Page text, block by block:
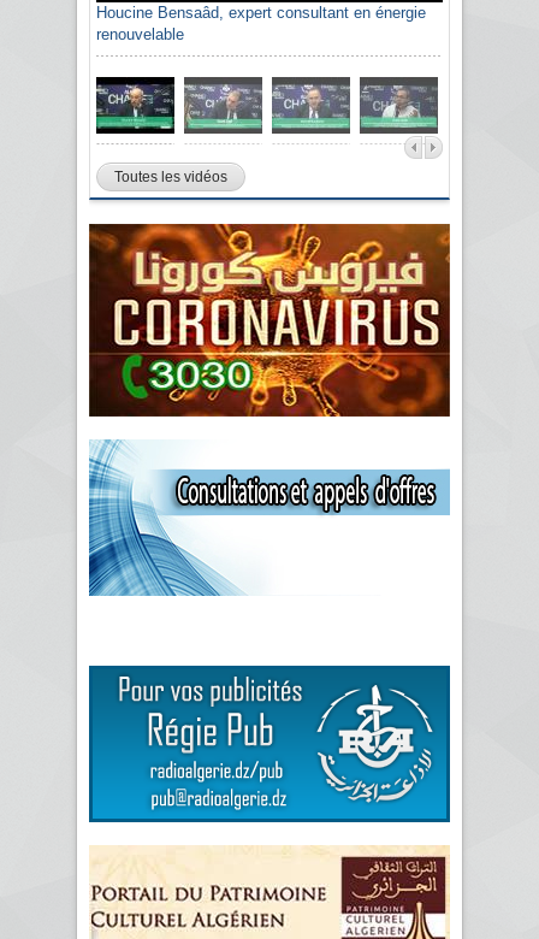
Houcine Bensaâd, expert consultant en énergie
renouvelable
Sami Agli, président de la Confédération
algérienne du patronat citoyen CAPC
Toutes les vidéos